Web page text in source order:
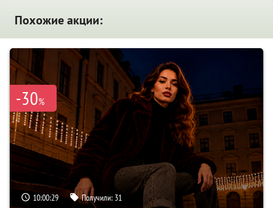
Похожие акции:
-30%
10:00:28 Получили: 31